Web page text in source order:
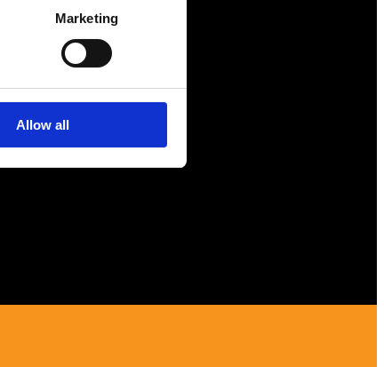
Marketing
Allow all
Rådgivning
Nyheter